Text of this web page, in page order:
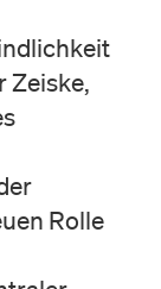
Zeiske,
Rolle